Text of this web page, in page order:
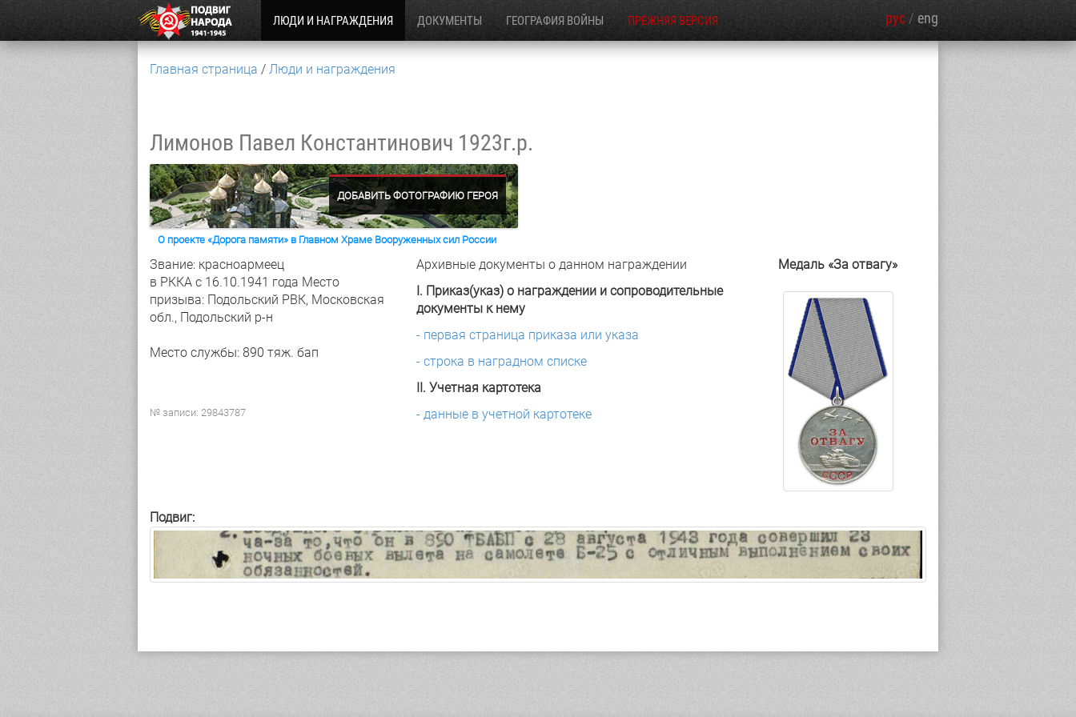
ЛЮДИ И НАГРАЖДЕНИЯ ДОКУМЕНТЫ ГЕОГРАФИЯ ВОЙНЫ ПРЕЖНЯЯ ВЕРСИЯ рус / eng
Главная страница Люди и награждения
Лимонов Павел Константинович 1923г.р.
ДОБАВИТЬ ФОТОГРАФИЮ ГЕРОЯ
О проекте «Дорога памяти» в Главном Храме Вооруженных сил России
Звание: красноармеец
в РККА с 16.10.1941 года Место
призыва: Подольский РВК, Московская
обл., Подольский р-н
Место службы: 890 тяж. бап
№ записи: 29843787
Архивные документы о данном награждении
I. Приказ(указ) о награждении и сопроводительные
документы к нему
- первая страница приказа или указа
- строка в наградном списке
II. Учетная картотека
- данные в учетной картотеке
Медаль «За отвагу»
Подвиг: